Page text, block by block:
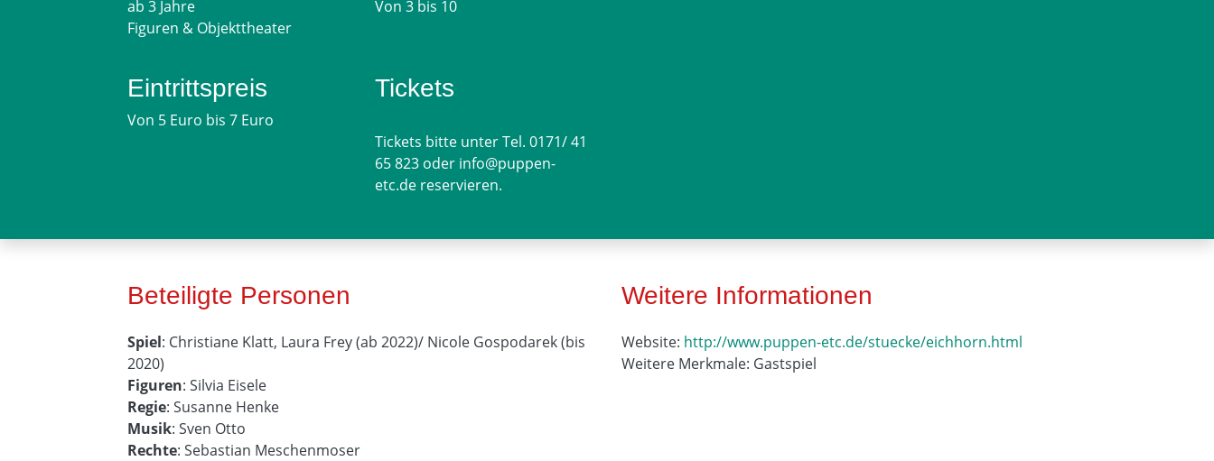
ab 3 Jahre
Figuren & Objekttheater
Von 3 bis 10
Eintrittspreis
Von 5 Euro bis 7 Euro
Tickets
Tickets bitte unter Tel. 0171/ 41
65 823 oder info@puppen-
etc.dereservieren.
Beteiligte Personen
Spiel: Christiane Klatt, Laura Frey (ab 2022)/ Nicole Gospodarek (bis
2020)
Figuren: Silvia Eisele
Regie: Susanne Henke
Musik: Sven Otto
Rechte: Sebastian Meschenmoser
Weitere Informationen
Website: http://www.puppen-etc.de/stuecke/eichhorn.html
Weitere Merkmale: Gastspiel